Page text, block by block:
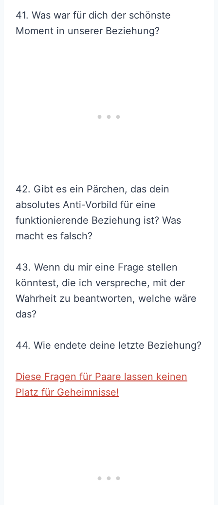
41. Was war für dich der schönste
Moment in unserer Beziehung?
42. Gibt es ein Pärchen, das dein
absolutes Anti-Vorbild für eine
funktionierende Beziehung ist? Was
macht es falsch?
43. Wenn du mir eine Frage stellen
könntest, die ich verspreche, mit der
Wahrheit zu beantworten, welche wäre
das?
44. Wie endete deine letzte Beziehung?
Diese Fragen für Paare lassen keinen
Platz für Geheimnisse!